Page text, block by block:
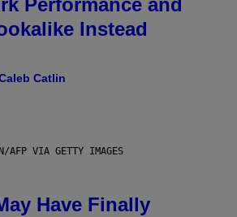
Performance and
Instead
Catlin
AFP VIA GETTY IMAGES
Have Finally